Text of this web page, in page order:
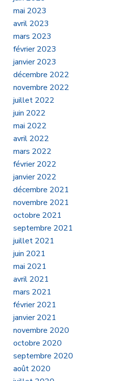
mai 2023
avril 2023
mars 2023
février 2023
janvier 2023
décembre 2022
novembre 2022
juillet 2022
juin 2022
mai 2022
avril 2022
mars 2022
février 2022
janvier 2022
décembre 2021
novembre 2021
octobre 2021
septembre 2021
juillet 2021
juin 2021
mai 2021
avril 2021
mars 2021
février 2021
janvier 2021
novembre 2020
octobre 2020
septembre 2020
août 2020